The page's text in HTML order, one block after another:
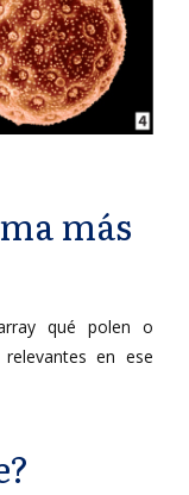
más
qué polen o
en ese